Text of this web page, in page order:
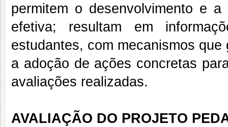
permitem o desenvolvimento e
efetiva; resultam em
estudantes, com mecanismos
a adoção de ações concretas
avaliações realizadas.
AVALIAÇÃO DO PROJETO